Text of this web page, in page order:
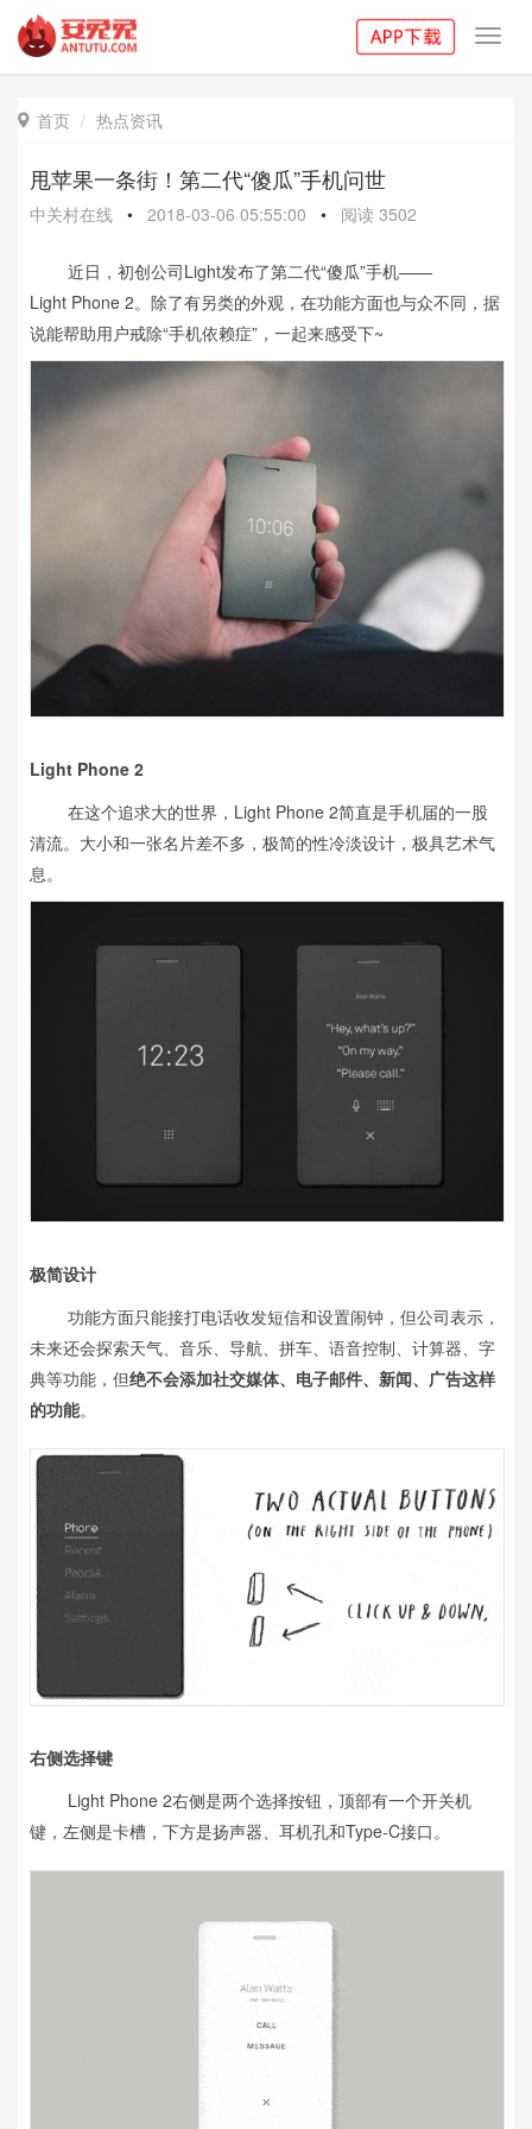
 首页 热点资讯
甩苹果一条街！第二代“傻瓜”手机问世
中关村在线 • 2018-03-06 05:55:00 • 阅读 3502
近日，初创公司Light发布了第二代“傻瓜”手机——
Light Phone 2。除了有另类的外观，在功能方面也与众不同，据
说能帮助用户戒除“手机依赖症”，一起来感受下~
Light Phone 2
在这个追求大的世界，Light Phone 2简直是手机届的一股
清流。大小和一张名片差不多，极简的性冷淡设计，极具艺术气
息。
极简设计
功能方面只能接打电话收发短信和设置闹钟，但公司表示，
未来还会探索天气、音乐、导航、拼车、语音控制、计算器、字
典等功能，但绝不会添加社交媒体、 电子邮件、新闻、广告这样
的功能。
右侧选择键
Light Phone 2右侧是两个选择按钮，顶部有一个开关机
键，左侧是卡槽，下方是扬声器、耳机孔和Type-C接口。